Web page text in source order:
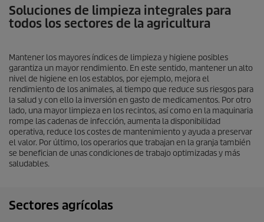
Soluciones de limpieza integrales para
todos los sectores de la agricultura
Mantener los mayores índices de limpieza y higiene posibles
garantiza un mayor rendimiento. En este sentido, mantener un alto
nivel de higiene en los establos, por ejemplo, mejora el
rendimiento de los animales, al tiempo que reduce sus riesgos para
la salud y con ello la inversión en gasto de medicamentos. Por otro
lado, una mayor limpieza en los recintos, así como en la maquinaria
rompe las cadenas de infección, aumenta la disponibilidad
operativa, reduce los costes de mantenimiento y ayuda a preservar
el valor. Por último, los operarios que trabajan en la granja también
se benefician de unas condiciones de trabajo optimizadas y más
saludables.
Sectores agrícolas